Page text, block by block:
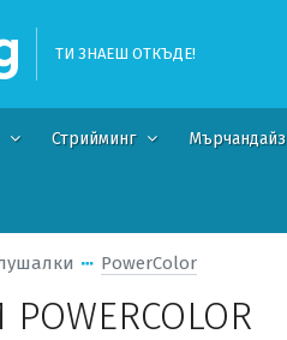
ТИ ЗНАЕШ ОТКЪДЕ!
Стрийминг Мърчандайз
PowerColor